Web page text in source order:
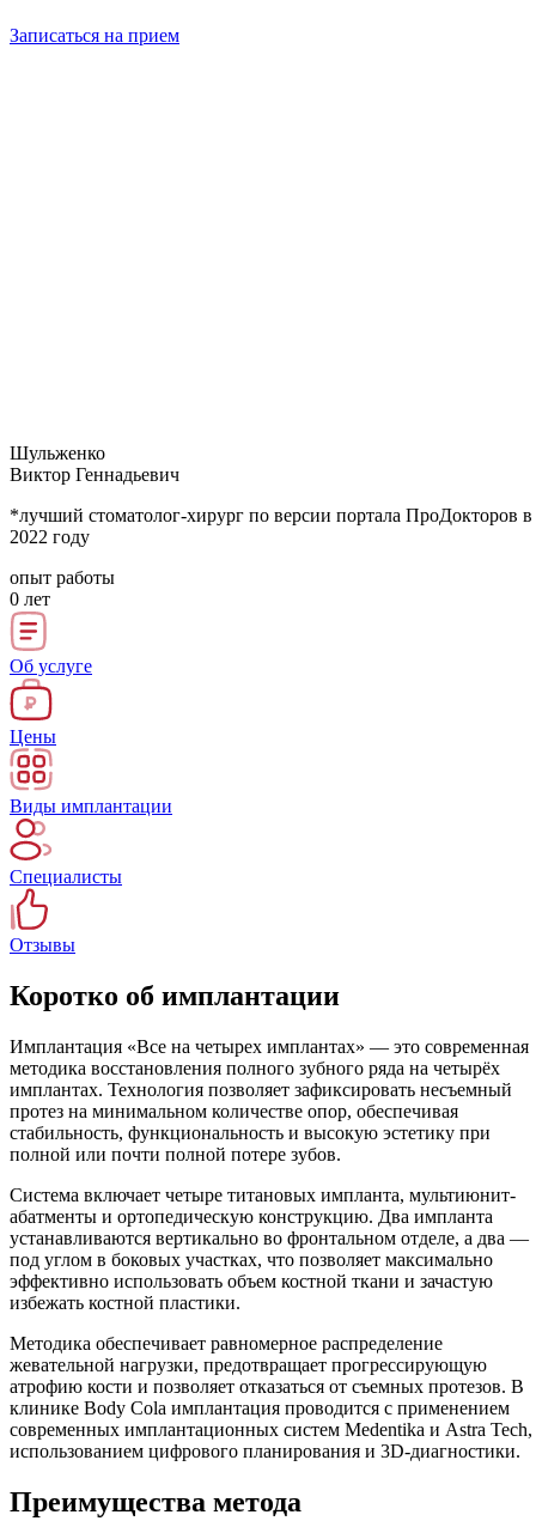
Записаться на прием
Шульженко
Виктор Геннадьевич
*лучший стоматолог-хирург по версии портала ПроДокторов в
2022 году
опыт работы
0 лет
Об услуге
Цены
Виды имплантации
Специалисты
Отзывы
Коротко об имплантации
Имплантация «Все на четырех имплантах» — это современная
методика восстановления полного зубного ряда на четырёх
имплантах. Технология позволяет зафиксировать несъемный
протез на минимальном количестве опор, обеспечивая
стабильность, функциональность и высокую эстетику при
полной или почти полной потере зубов.
Система включает четыре титановых импланта, мультиюнит-
абатменты и ортопедическую конструкцию. Два импланта
устанавливаются вертикально во фронтальном отделе, а два —
под углом в боковых участках, что позволяет максимально
эффективно использовать объем костной ткани и зачастую
избежать костной пластики.
Методика обеспечивает равномерное распределение
жевательной нагрузки, предотвращает прогрессирующую
атрофию кости и позволяет отказаться от съемных протезов. В
клинике Body Cola имплантация проводится с применением
современных имплантационных систем Medentika и Astra Tech,
использованием цифрового планирования и 3D-диагностики.
Преимущества метода